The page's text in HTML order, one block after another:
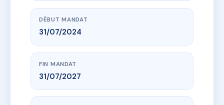
DÉBUT MANDAT
31/07/2024
FIN MANDAT
31/07/2027